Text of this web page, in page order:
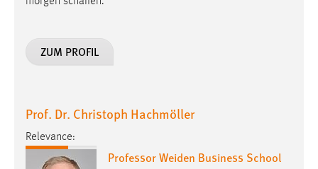
ZUM PROFIL
Prof. Dr. Christoph Hachmöller
Relevance:
Professor Weiden Business School